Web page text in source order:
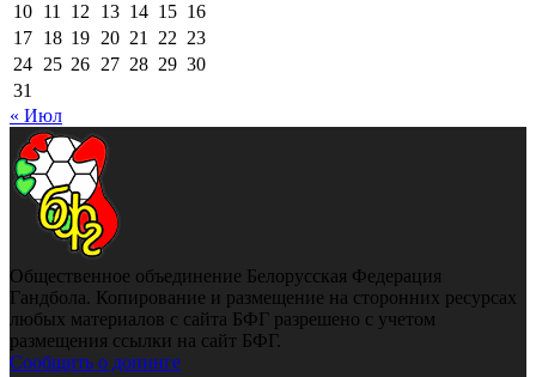
10 11 12 13 14 15 16
17 18 19 20 21 22 23
24 25 26 27 28 29 30
31
« Июл
Общественное объединение Белорусская Федерация
Гандбола. Копирование и размещение на сторонних ресурсах
любых материалов с сайта БФГ разрешено с учетом
размещения ссылки на сайт БФГ.
Сообщить о допинге